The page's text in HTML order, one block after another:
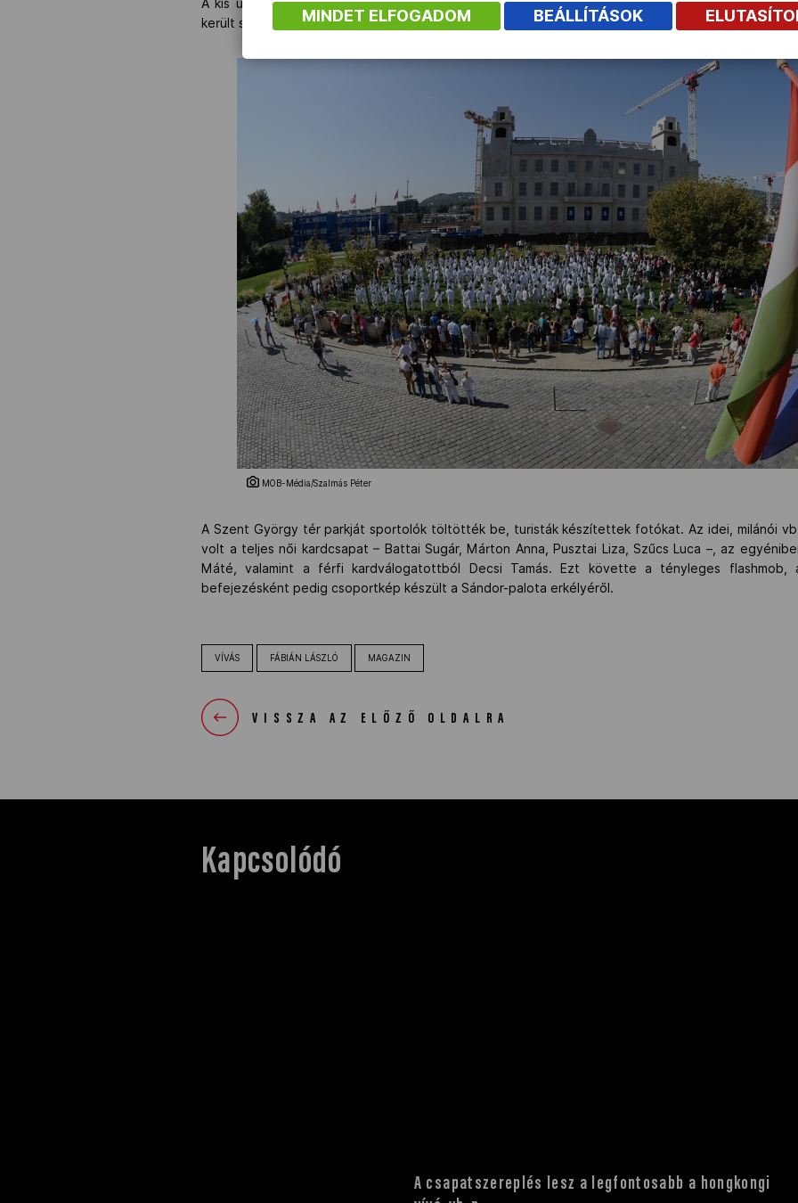
A kis ünnepségre több száz, vívóruhába öltözött sportoló, illetve felnőtt és korosztályos világ-
került sor, akik ezt követően a korábbi nagyságok tiszteletére elénekelték a Magyar Himnuszt.
MOB-Média/Szalmás Péter
A Szent György tér parkját sportolók töltötték be, turisták készítettek fotókat. Az idei, milánói
volt a teljes női kardcsapat – Battai Sugár, Márton Anna, Pusztai Liza, Szűcs Luca –, az
Máté, valamint a férfi kardválogatottból Decsi Tamás. Ezt követte a tényleges flashmob,
befejezésként pedig csoportkép készült a Sándor-palota erkélyéről.
VÍVÁS FÁBIÁN LÁSZLÓ MAGAZIN
VISSZA AZ ELŐZŐ OLDALRA
Kapcsolódó
A csapatszereplés lesz a legfontosabb a hongkongi
MINDET ELFOGADOM BEÁLLÍTÁSOK